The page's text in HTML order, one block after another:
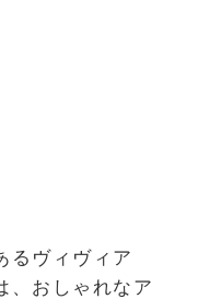
るヴィヴィア
、おしゃれなア